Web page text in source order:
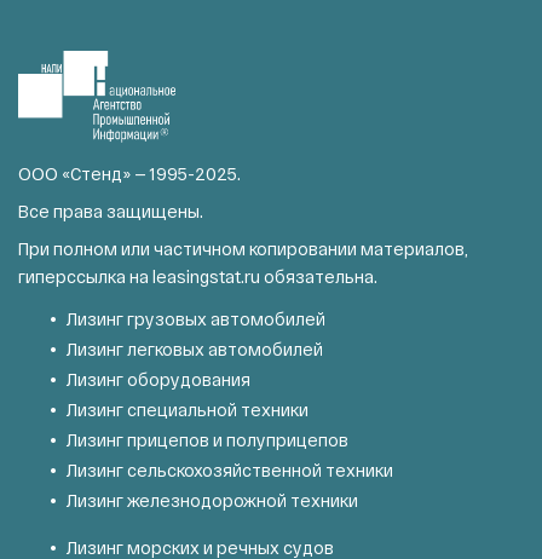
ООО «Стенд» — 1995-2025.
Все права защищены.
При полном или частичном копировании материалов,
гиперссылка на leasingstat.ru обязательна.
Лизинг грузовых автомобилей
Лизинг легковых автомобилей
Лизинг оборудования
Лизинг специальной техники
Лизинг прицепов и полуприцепов
Лизинг сельскохозяйственной техники
Лизинг железнодорожной техники
Лизинг морских и речных судов